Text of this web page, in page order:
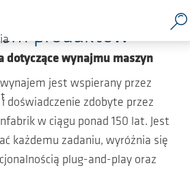
dotyczące wynajmu maszyn
produktów
jest wspierany przez
doświadczenie zdobyte przez
w ciągu ponad 150 lat. Jest
każdemu zadaniu, wyróżnia się
plug-and-play oraz